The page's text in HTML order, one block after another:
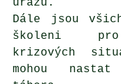
úrazů.
Dále jsou
školeni
krizových
mohou